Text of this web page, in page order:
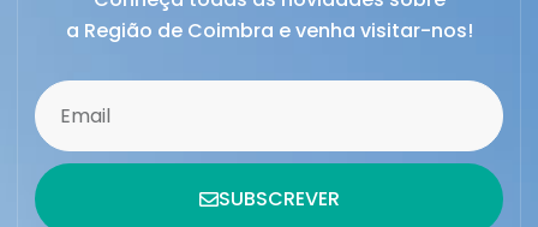
a Região de Coimbra e venha visitar-nos!
SUBSCREVER